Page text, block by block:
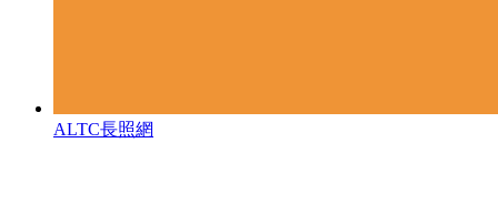
ALTC長照網